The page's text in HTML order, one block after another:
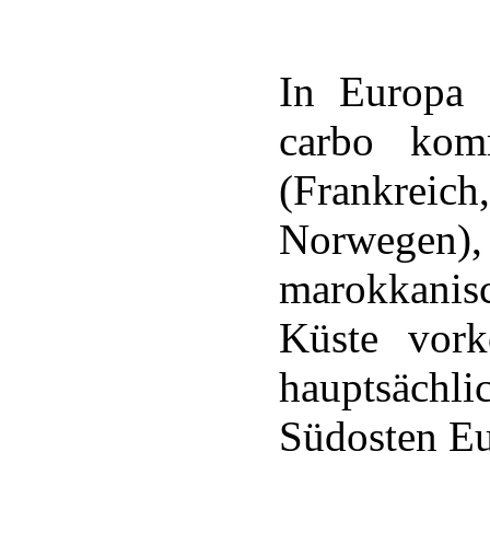
In Europa
carbo
Küste
Südosten